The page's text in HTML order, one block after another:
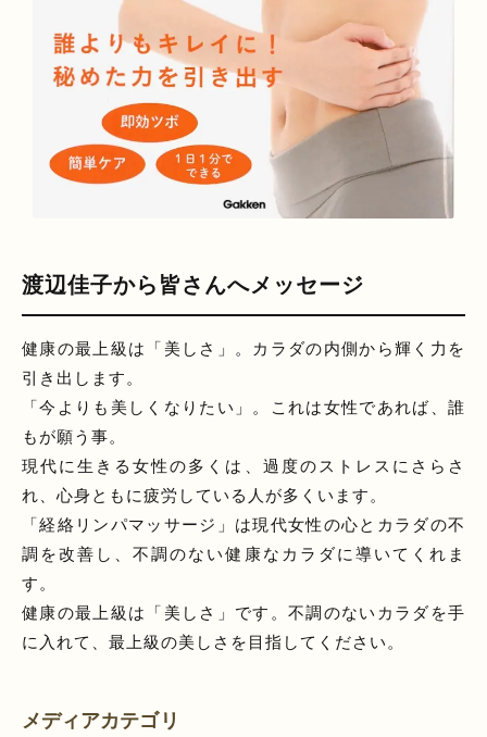
渡辺佳子から皆さんへメッセージ
健康の最上級は「美しさ」。カラダの内側から輝く力を
引き出します。
「今よりも美しくなりたい」。これは女性であれば、誰
もが願う事。
現代に生きる女性の多くは、過度のストレスにさらさ
れ、心身ともに疲労している人が多くいます。
「経絡リンパマッサージ」は現代女性の心とカラダの不
調を改善し、不調のない健康なカラダに導いてくれま
す。
健康の最上級は「美しさ」です。不調のないカラダを手
に入れて、最上級の美しさを目指してください。
メディアカテゴリ